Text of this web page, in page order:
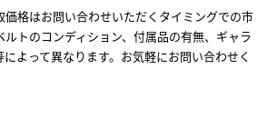
格はお問い合わせいただくタイミングでの市
トのコンディション、付属品の有無、ギャラ
よって異なります。お気軽にお問い合わせく